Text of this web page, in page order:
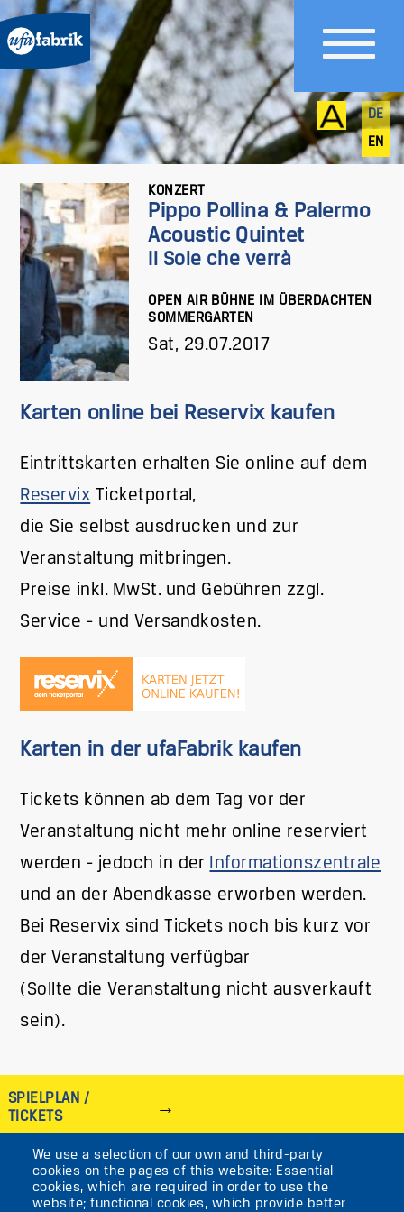
We use a selection of our own and third-party
cookies on the pages of this website: Essential
cookies, which are required in order to use the
website; functional cookies, which provide better
DE
EN
KONZERT
Pippo Pollina & Palermo
Acoustic Quintet
Il Sole che verrà
OPEN AIR BÜHNE IM ÜBERDACHTEN
SOMMERGARTEN
Sat, 29.07.2017
Karten online bei Reservix kaufen
Eintrittskarten erhalten Sie online auf dem
Reservix Ticketportal,
die Sie selbst ausdrucken und zur
Veranstaltung mitbringen.
Preise inkl. MwSt. und Gebühren zzgl.
Service - und Versandkosten.
Karten in der ufaFabrik kaufen
Tickets können ab dem Tag vor der
Veranstaltung nicht mehr online reserviert
werden - jedoch in der
Informationszentrale
und an der Abendkasse erworben werden.
Bei Reservix sind Tickets noch bis kurz vor
der Veranstaltung verfügbar
(Sollte die Veranstaltung nicht ausverkauft
sein).
SPIELPLAN /
TICKETS
IMAGE
VIKTORIASTR. 10-18